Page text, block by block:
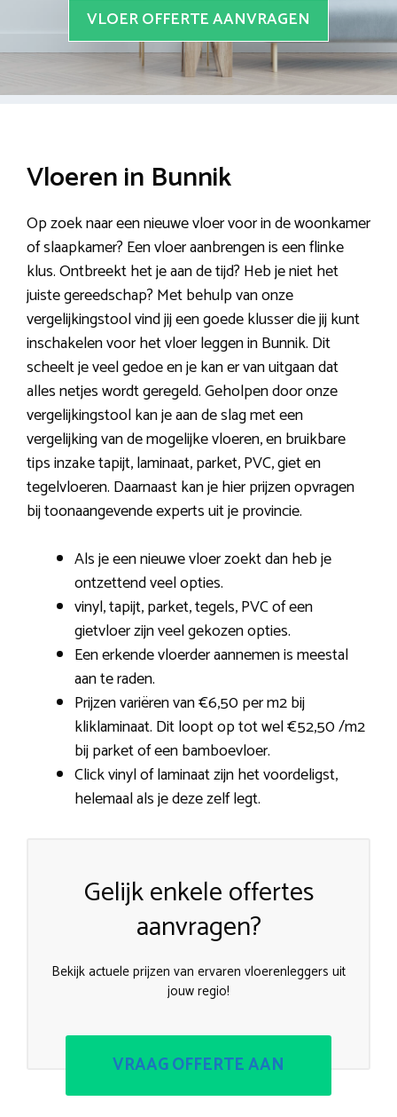
VLOER OFFERTE AANVRAGEN
Vloeren in Bunnik
Op zoek naar een nieuwe vloer voor in de woonkamer
of slaapkamer? Een vloer aanbrengen is een flinke
klus. Ontbreekt het je aan de tijd? Heb je niet het
juiste gereedschap? Met behulp van onze
vergelijkingstool vind jij een goede klusser die jij kunt
inschakelen voor het vloer leggen in Bunnik. Dit
scheelt je veel gedoe en je kan er van uitgaan dat
alles netjes wordt geregeld. Geholpen door onze
vergelijkingstool kan je aan de slag met een
vergelijking van de mogelijke vloeren, en bruikbare
tips inzake tapijt, laminaat, parket, PVC, giet en
tegelvloeren. Daarnaast kan je hier prijzen opvragen
bij toonaangevende experts uit je provincie.
Als je een nieuwe vloer zoekt dan heb je
ontzettend veel opties.
vinyl, tapijt, parket, tegels, PVC of een
gietvloer zijn veel gekozen opties.
Een erkende vloerder aannemen is meestal
aan te raden.
Prijzen variëren van €6,50 per m2 bij
kliklaminaat. Dit loopt op tot wel €52,50 /m2
bij parket of een bamboevloer.
Click vinyl of laminaat zijn het voordeligst,
helemaal als je deze zelf legt.
Gelijk enkele offertes
aanvragen?
Bekijk actuele prijzen van ervaren vloerenleggers uit
jouw regio!
VRAAG OFFERTE AAN